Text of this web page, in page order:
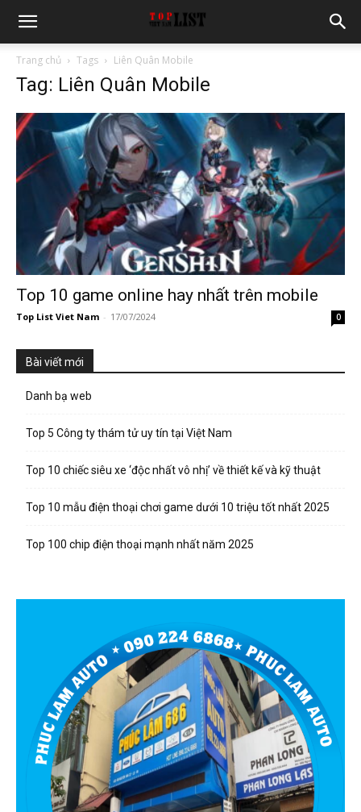
Trang chủ Tags Liên Quân Mobile
Tag: Liên Quân Mobile
Top 10 game online hay nhất trên mobile
Top List Viet Nam - 17/07/2024 0
Bài viết mới
Danh bạ web
Top 5 Công ty thám tử uy tín tại Việt Nam
Top 10 chiếc siêu xe ‘độc nhất vô nhị’ về thiết kế và kỹ thuật
Top 10 mẫu điện thoại chơi game dưới 10 triệu tốt nhất 2025
Top 100 chip điện thoại mạnh nhất năm 2025